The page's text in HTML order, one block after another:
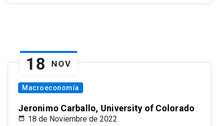
18 NOV
Macroeconomía
Jeronimo Carballo, University of Colorado
18 de Noviembre de 2022